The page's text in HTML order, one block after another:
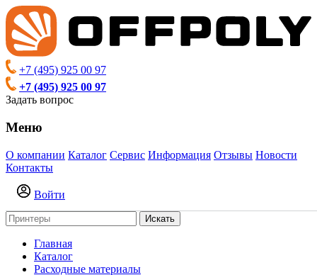
+7 (495) 925 00 97
+7 (495) 925 00 97
Задать вопрос
Меню
О компании Каталог Сервис Информация Отзывы Новости
Контакты
Войти
Искать
Главная
Каталог
Расходные материалы